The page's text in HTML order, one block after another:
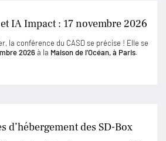
IA Impact : 17 novembre 2026
la conférence du CASD se précise ! Elle se
2026à la Maison de l’Océan, à Paris.
d’hébergement des SD-Box